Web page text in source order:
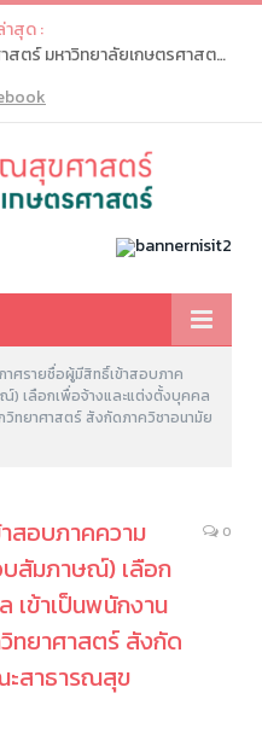
าสุด :
ผู้ผ่านการคัดเลือกคณะสาธารณสุขศาสตร์ มหาวิทยาลัยเกษตรศาสตร์ จะต้องเข้าไปทำรายการ “ยืนยันสิทธิ์” ในระบบ myTCAS (ครั้งที่ 1) ในวันที่ 20-21 พ.ค. 2569
าศรายชื่อผู้มีสิทธิ์เข้าสอบภาค
) เลือกเพื่อจ้างและแต่งตั้งบุคคล
วิทยาศาสตร์ สังกัดภาควิชาอนามัย
สอบภาคความ
บสัมภาษณ์) เลือก
เข้าเป็นพนักงาน
ทยาศาสตร์ สังกัด
สาธารณสุข
0